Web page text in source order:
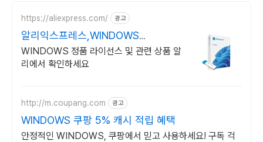
https://aliexpress.com/ 광고
알리익스프레스,WINDOWS
Windows 알리에서!
WINDOWS 정품 라이선스 및 관련 상품 알
리에서 확인하세요
http://m.coupang.com 광고
WINDOWS 쿠팡 5% 캐시 적립 혜택
안정적인 WINDOWS, 쿠팡에서 믿고 사용하세요! 구독 걱